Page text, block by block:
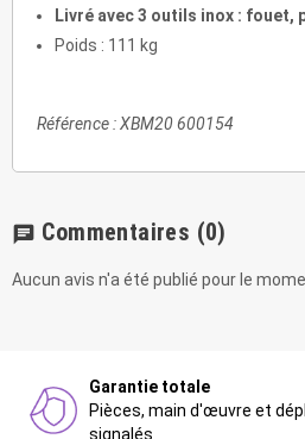
Livré avec 3 outils inox : fouet,
Poids : 111 kg
Référence : XBM20 600154
chat Commentaires (0)
Aucun avis n'a été publié pour le
Garantie totale
Pièces, main d'œuvre et
signalés